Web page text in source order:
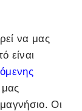
να μας
είναι
Οι